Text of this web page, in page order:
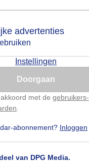
advertenties
Instellingen
Doorgaan
met de gebruikers-
abonnement? Inloggen
van DPG Media.
toon de popup
niet, misschien later
hierom dit aan te passen